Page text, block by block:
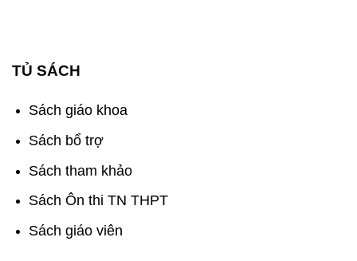
TỦ SÁCH
Sách giáo khoa
Sách bổ trợ
Sách tham khảo
Sách Ôn thi TN THPT
Sách giáo viên